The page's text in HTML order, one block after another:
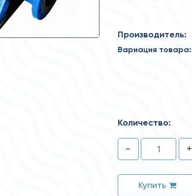
Производитель:
Вариация товара:
Количество:
- +
Купить